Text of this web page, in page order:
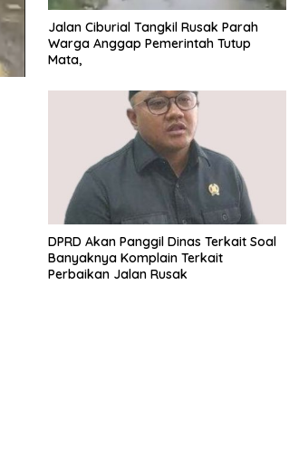
Jalan Ciburial Tangkil Rusak Parah
Warga Anggap Pemerintah Tutup
Mata,
DPRD Akan Panggil Dinas Terkait Soal
Banyaknya Komplain Terkait
Perbaikan Jalan Rusak